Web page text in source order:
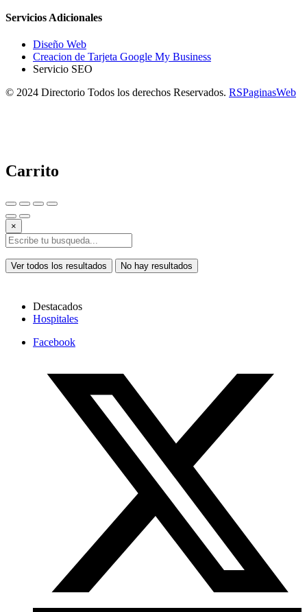
Servicios Adicionales
Diseño Web
Creacion de Tarjeta Google My Business
Servicio SEO
© 2024 Directorio Todos los derechos Reservados. RSPaginasWeb
Carrito
×
Ver todos los resultados No hay resultados
Destacados
Hospitales
Facebook